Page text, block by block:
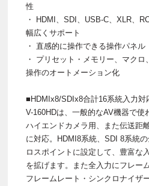
性
・ HDMI、SDI、USB-C、XLR、
幅広くサポート
・ 直感的に操作できる操作パネル
・ プリセット・メモリー、マク
操作のオートメーション化
■HDMIx8/SDIx8合計16系統入力対
V-160HDは、一般的なAV機器で使
ハイエンドカメラ用、また伝送距
に対応。HDMI8系統、SDI 8系統
ロスポイントに設定して、豊富な
を拡げます。また全入力にフレー
フレームレート・シンクロナイザ